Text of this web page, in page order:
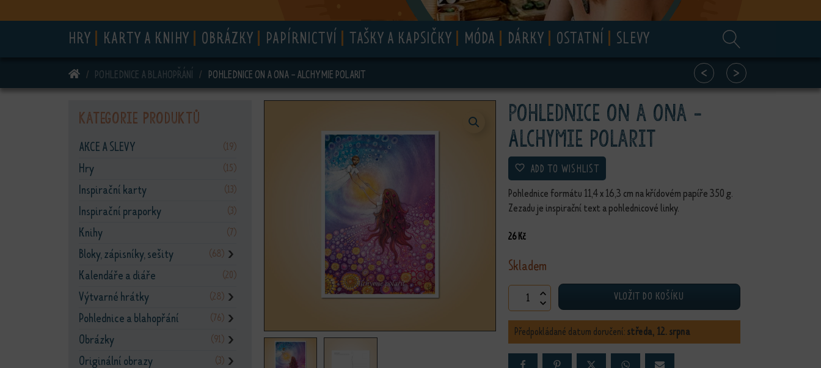
HRY KARTY A KNIHY OBRÁZKY PAPÍRNICTVÍ TAŠKY A KAPSIČKY MÓDA DÁRKY OSTATNÍ SLEVY
DOMŮPOHLEDNICE A BLAHOPŘÁNÍ POHLEDNICE ON A ONA - ALCHYMIE POLARIT < >
Kategorie produktů
AKCE A SLEVY (19)
Hry (15)
Inspirační karty (13)
Inspirační praporky (3)
Knihy (7)
Bloky, zápisníky, sešity (68) ❯
Kalendáře a diáře (20)
Výtvarné hrátky (28) ❯
Pohlednice a blahopřání (76) ❯
Obrázky (91) ❯
Originální obrazy (3) ❯
Pohlednice on a ona -
Alchymie polarit
ADD TO WISHLIST
Pohlednice formátu 11,4 x 16,3 cm na křídovém papíře 350 g.
Zezadu je inspirační text a pohlednicové linky.
26Kč
Skladem
Pohlednice on a ona - Alchymie polarit množství
VLOŽIT DO KOŠÍKU
Předpokládané datum doručení:středa, 12. srpna